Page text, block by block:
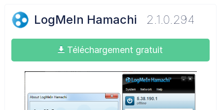
LogMeIn Hamachi 2.1.0.294
Téléchargement gratuit